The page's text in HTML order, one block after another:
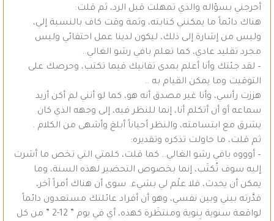
أحرجني بسؤاله والذي تمهلت قبل الرد، ثم قلت:
هناك دائماً ما يمكنني كتابته، وثمة وقت كاف بالنسبة إلي،
وليس من إشارة إلى ذلك، ليكون لدينا عمل احتفائي وليس
مجرد تقليد عادي، كما تعلم بافي رشو الغالي..
– لقد جئتك وأنا أعلم بمدى تفانيك فيما تكتب، وحرصك على
التوقيت وما يمكن القيام به ..
هززت رأسي، وأنا غير مصدق أنه هو، كما لو أنني لم أكن أريد
سماعه أو أن أتكلم أنا، إنما للنظر فيه، إلى وجهه الذي كان
يشرق مع ابتسامته، والنظر أحياناً أبلغ وأشهى من الكلام .
ثم قلت، ما حاولت تذكره وتقديره:
– أوووه بافي رشو الغالي.. كما قلت، كلمتي التي تخص ما أشرت
إليه سوف تُكتَب، إنما بخصوص التحضير لهذه السنة، وما
يمكن أن يحدث، فلا علْم لي بشيء. سوى أن هناك أمراً آخر،
قدَّرته بيني وبين نفسي، وهو أن أفراد عائلتك مستعدون دائماً
لواقعة سنوية بِنوية ومنتظَرة كهذه، أي في يوم ” 12-2 ” من كل